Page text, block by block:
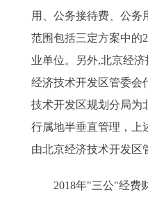
用、公务接待费、公务
范围包括三定方案中的
业单位。另外,北京经
经济技术开发区管委会
技术开发区规划分局为
行属地半垂直管理，上
由北京经济技术开发区
2018年"三公"经费财